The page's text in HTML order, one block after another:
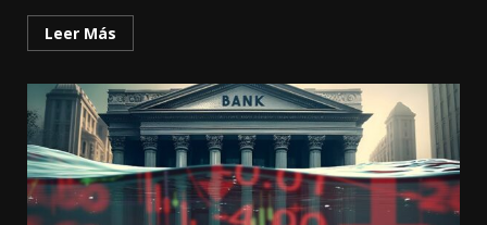
Leer Más